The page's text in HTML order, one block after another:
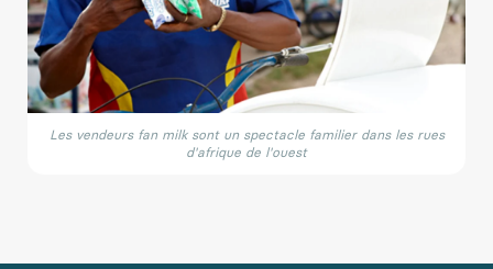
Les vendeurs fan milk sont un spectacle familier dans les rues
d'afrique de l'ouest